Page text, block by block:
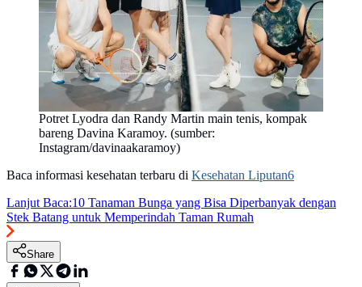
Potret Lyodra dan Randy Martin main tenis, kompak
bareng Davina Karamoy. (sumber:
Instagram/davinaakaramoy)
Baca informasi kesehatan terbaru di Kesehatan Liputan6
Lanjut Baca:10 Tanaman Bunga yang Bisa Diperbanyak dengan
Stek Batang untuk Memperindah Taman Rumah
Share